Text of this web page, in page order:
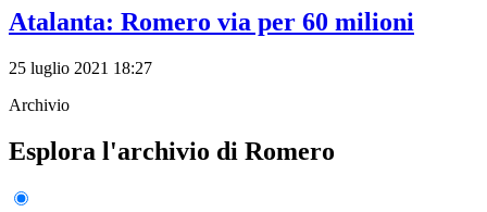
Atalanta: Romero via per 60 milioni
25 luglio 2021 18:27
Archivio
Esplora l'archivio di Romero